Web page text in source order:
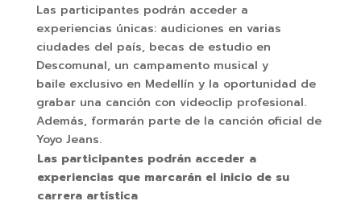
Las participantes podrán acceder a
experiencias únicas: audiciones en varias
ciudades del país, becas de estudio en
Descomunal, un campamento musical y
baile exclusivo en Medellín y la oportunidad de
grabar una canción con videoclip profesional.
Además, formarán parte de la canción oficial de
Yoyo Jeans.
Las participantes podrán acceder a
experiencias que marcarán el inicio de su
carrera artística